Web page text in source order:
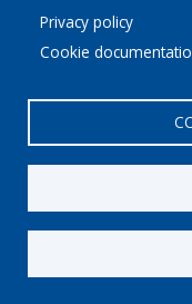
Privacy policy
Cookie